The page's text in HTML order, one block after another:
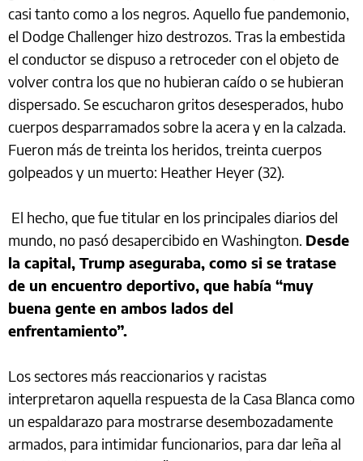
casi tanto como a los negros. Aquello fue pandemonio,
el Dodge Challenger hizo destrozos. Tras la embestida
el conductor se dispuso a retroceder con el objeto de
volver contra los que no hubieran caído o se hubieran
dispersado. Se escucharon gritos desesperados, hubo
cuerpos desparramados sobre la acera y en la calzada.
Fueron más de treinta los heridos, treinta cuerpos
golpeados y un muerto: Heather Heyer (32).
El hecho, que fue titular en los principales diarios del
mundo, no pasó desapercibido en Washington. Desde
la capital, Trump aseguraba, como si se tratase
de un encuentro deportivo, que había “muy
buena gente en ambos lados del
enfrentamiento”.
Los sectores más reaccionarios y racistas
interpretaron aquella respuesta de la Casa Blanca como
un espaldarazo para mostrarse desembozadamente
armados, para intimidar funcionarios, para dar leña al